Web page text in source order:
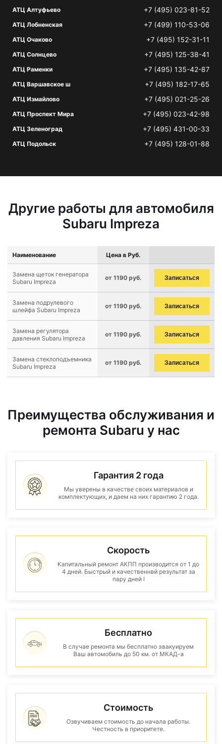
АТЦ Алтуфьево +7 (495) 023-81-52
АТЦ Лобненская +7 (499) 110-53-06
АТЦ Очаково +7 (495) 152-31-11
АТЦ Солнцево +7 (495) 125-38-41
АТЦ Раменки +7 (495) 135-42-87
АТЦ Варшавское ш +7 (495) 182-17-65
АТЦ Измайлово +7 (495) 021-25-26
АТЦ Проспект Мира +7 (495) 023-42-98
АТЦ Зеленоград +7 (495) 431-00-33
АТЦ Подольск +7 (495) 128-01-88
Другие работы для автомобиля
Subaru Impreza
Наименование Цена в Руб.
Замена щеток генератора
Subaru Impreza
от 1190 руб. Записаться
Замена подрулевого
шлейфа Subaru Impreza
от 1190 руб. Записаться
Замена регулятора
давления Subaru Impreza
от 1190 руб. Записаться
Замена стеклоподъемника
Subaru Impreza
от 1190 руб. Записаться
Преимущества обслуживания и
ремонта Subaru у нас
Гарантия 2 года
Мы уверены в качестве своих материалов и
комплектующих, и даем на них гарантию 2 года.
Скорость
Капитальный ремонт АКПП производится от 1 до
4 дней. Быстрый и качественнвй результат за
пару дней !
Бесплатно
В случае ремонта мы бесплатно эвакуируем
Ваш автомобиль до 50 км. от МКАД-а
Стоимость
Озвучиваем стоимость до начала работы.
Честность в приоритете.